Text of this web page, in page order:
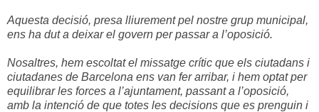
Aquesta decisió, presa lliurement pel nostre grup municipal,
ens ha dut a deixar el govern per passar a l’oposició.
Nosaltres, hem escoltat el missatge crític que els ciutadans i
ciutadanes de Barcelona ens van fer arribar, i hem optat per
equilibrar les forces a l’ajuntament, passant a l’oposició,
amb la intenció de que totes les decisions que es prenguin i